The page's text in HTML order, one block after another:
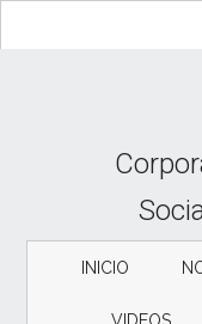
to
to
INICIO